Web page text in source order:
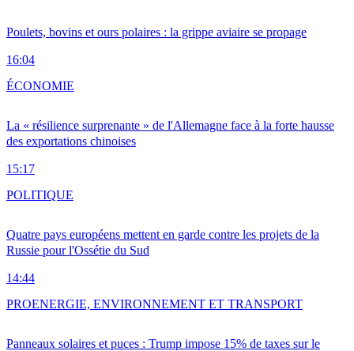
Poulets, bovins et ours polaires : la grippe aviaire se propage
16:04
La « résilience surprenante » de l'Allemagne face à la forte hausse
des exportations chinoises
15:17
ÉCONOMIE
Quatre pays européens mettent en garde contre les projets de la
Russie pour l'Ossétie du Sud
14:44
POLITIQUE
Panneaux solaires et puces : Trump impose 15% de taxes sur le
PROENERGIE, ENVIRONNEMENT ET TRANSPORT